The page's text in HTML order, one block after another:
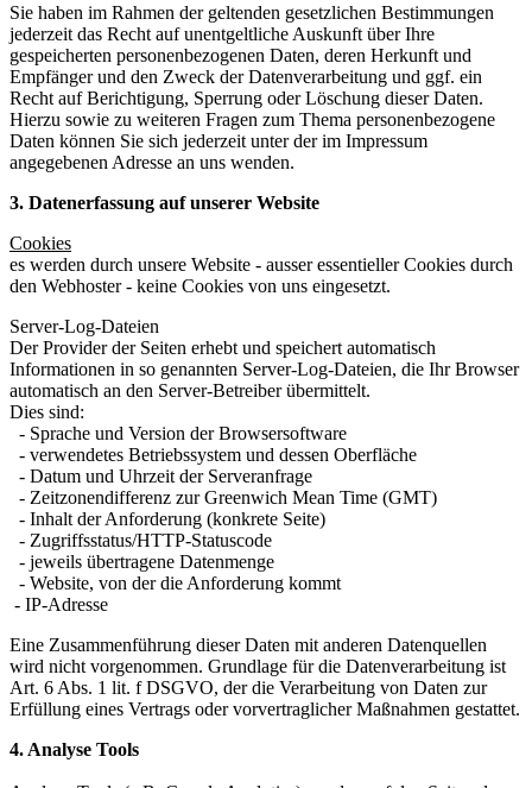
Sie haben im Rahmen der geltenden gesetzlichen Bestimmungen
jederzeit das Recht auf unentgeltliche Auskunft über Ihre
gespeicherten personenbezogenen Daten, deren Herkunft und
Empfänger und den Zweck der Datenverarbeitung und ggf. ein
Recht auf Berichtigung, Sperrung oder Löschung dieser Daten.
Hierzu sowie zu weiteren Fragen zum Thema personenbezogene
Daten können Sie sich jederzeit unter der im Impressum
angegebenen Adresse an uns wenden.
3. Datenerfassung auf unserer Website
Cookies
es werden durch unsere Website - ausser essentieller Cookies durch
den Webhoster - keine Cookies von uns eingesetzt.
Server-Log-Dateien
Der Provider der Seiten erhebt und speichert automatisch
Informationen in so genannten Server-Log-Dateien, die Ihr Browser
automatisch an den Server-Betreiber übermittelt.
Dies sind:
- Sprache und Version der Browsersoftware
- verwendetes Betriebssystem und dessen Oberfläche
- Datum und Uhrzeit der Serveranfrage
- Zeitzonendifferenz zur Greenwich Mean Time (GMT)
- Inhalt der Anforderung (konkrete Seite)
- Zugriffsstatus/HTTP-Statuscode
- jeweils übertragene Datenmenge
- Website, von der die Anforderung kommt
- IP-Adresse
Eine Zusammenführung dieser Daten mit anderen Datenquellen
wird nicht vorgenommen. Grundlage für die Datenverarbeitung ist
Art. 6 Abs. 1 lit. f DSGVO, der die Verarbeitung von Daten zur
Erfüllung eines Vertrags oder vorvertraglicher Maßnahmen gestattet.
4. Analyse Tools